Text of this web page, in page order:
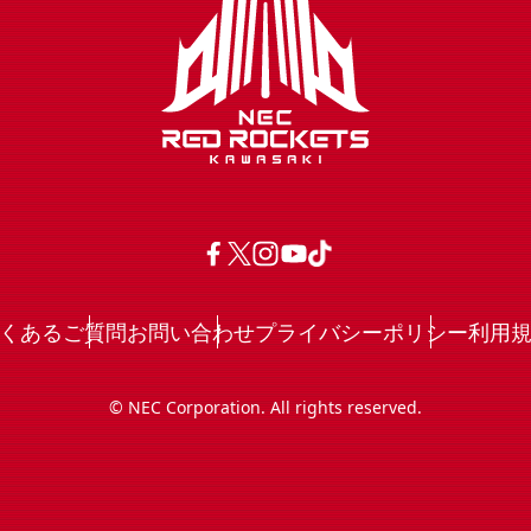
あるご質問お問い合わせプライバシーポリシー利用
© NEC Corporation. All rights reserved.